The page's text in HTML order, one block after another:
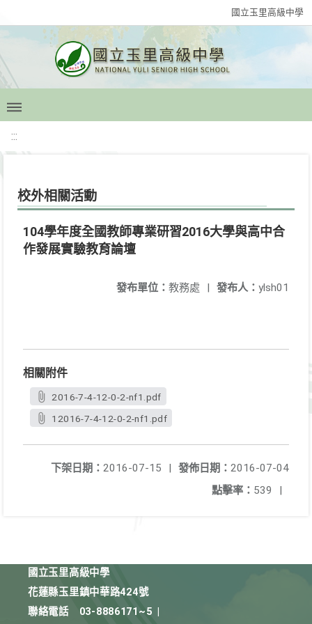
國立玉里高級中學
:::
校外相關活動
104學年度全國教師專業研習2016大學與高中合
作發展實驗教育論壇
發布人： ylsh01
發布單位： 教務處 |
相關附件
2016-7-4-12-0-2-nf1.pdf
12016-7-4-12-0-2-nf1.pdf
發佈日期： 2016-07-04
下架日期： 2016-07-15
|
點擊率： 539 |
國立玉里高級中學
花蓮縣玉里鎮中華路424號
聯絡電話
03-8886171~5